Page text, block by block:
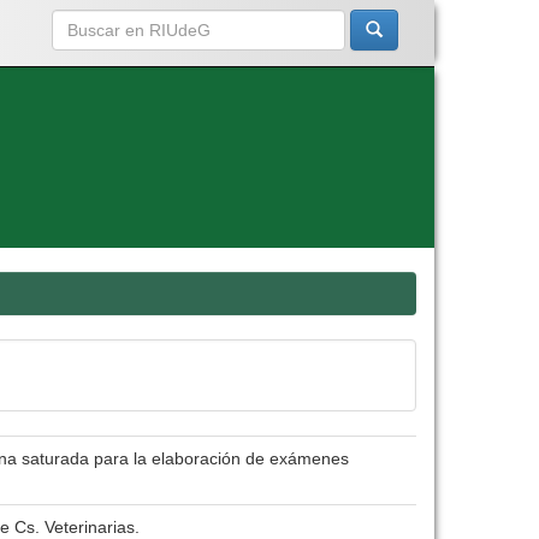
saturada para la elaboración de exámenes
Cs. Veterinarias.